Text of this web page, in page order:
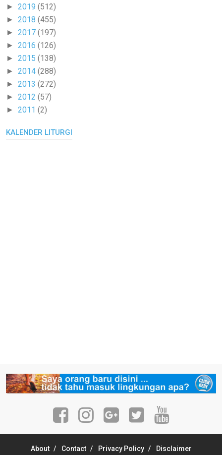
► 2019 (512)
► 2018 (455)
► 2017 (197)
► 2016 (126)
► 2015 (138)
► 2014 (288)
► 2013 (272)
► 2012 (57)
► 2011 (2)
KALENDER LITURGI
About Contact Privacy Policy Disclaimer